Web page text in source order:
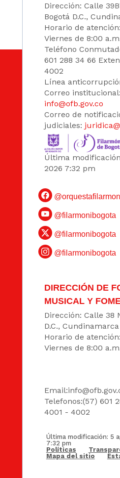
Dirección: Calle
Bogotá D.C.,
Horario de
Viernes de 8:00
Teléfono
601 288 34 66
4002
Línea
Correo institucional:
info@ofb.gov.co
Correo de
judiciales:
Última
2026 7:32 pm
@filarmonibogota
@filarmonibogota
@filarmonibogota
DIRECCIÓN DE
MUSICAL Y
Dirección: Calle 38
D.C., Cundinamarca
Horario de
Viernes de 8:00
Email:
Telefonos:(57) 601
4001 - 4002
Última modificación: 5
7:32 pm
Políticas
Mapa del sitio